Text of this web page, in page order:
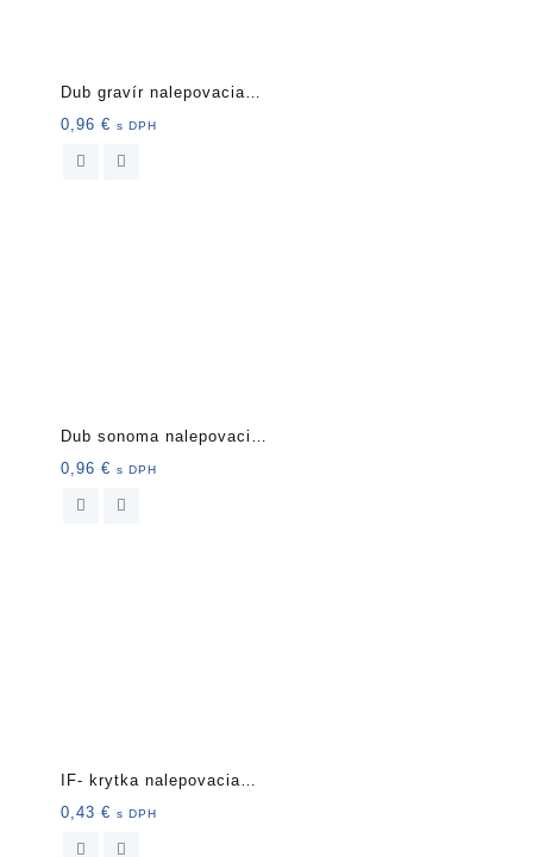
Dub gravír nalepovacia
krytka
0,96 € s DPH
Dub sonoma nalepovacia
krytka
0,96 € s DPH
IF- krytka nalepovacia
13mm 20ks 5203 šedá
(K096 SU, D165)
0,43 € s DPH